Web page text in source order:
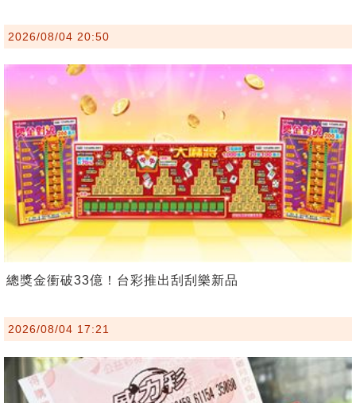
2026/08/04 20:50
總獎金衝破33億！台彩推出刮刮樂新品
2026/08/04 17:21